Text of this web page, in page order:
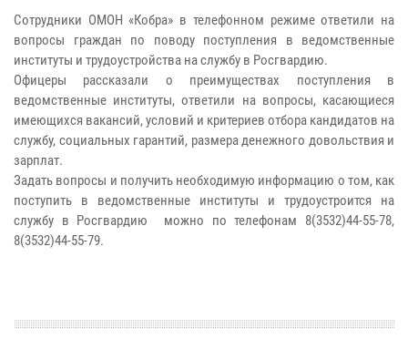
Сотрудники ОМОН «Кобра» в телефонном режиме ответили на
вопросы граждан по поводу поступления в ведомственные
институты и трудоустройства на службу в Росгвардию.
Офицеры рассказали о преимуществах поступления в
ведомственные институты, ответили на вопросы, касающиеся
имеющихся вакансий, условий и критериев отбора кандидатов на
службу, социальных гарантий, размера денежного довольствия и
зарплат.
Задать вопросы и получить необходимую информацию о том, как
поступить в ведомственные институты и трудоустроится на
службу в Росгвардию можно по телефонам 8(3532)44-55-78,
8(3532)44-55-79.